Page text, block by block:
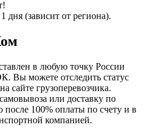
дня (зависит от региона).
в любую точку России
Вы можете отследить статус
сайте грузоперевозчика.
или доставку по
после 100% оплаты по счету и в
компанией.